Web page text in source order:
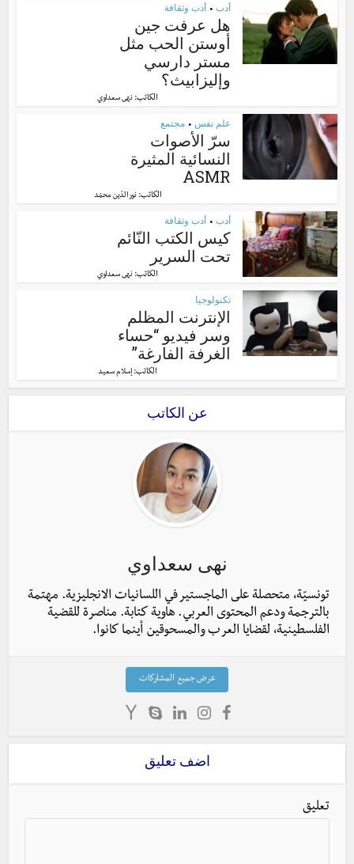
أدب • أدب وثقافة
هل عرفت جين
أوستن الحب مثل
مستر دارسي
وإليزابيث؟
الكاتب: نهى سعداوي
علم نفس • مجتمع
سرّ الأصوات
النسائية المثيرة
ASMR
الكاتب:نور الدّين محمّد
أدب • أدب وثقافة
كيس الكتب النّائم
تحت السرير
الكاتب: نهى سعداوي
تكنولوجيا
الإنترنت المظلم
وسر فيديو “حساء
الغرفة الفارغة”
الكاتب: إسلام سعيد
عن الكاتب
نهى سعداوي
تونسيّة، متحصلة على الماجستير في اللسانيات الانجليزية. مهتمة
بالترجمة ودعم المحتوى العربي. هاوية كتابة. مناصرة للقضية
الفلسطينية، لقضايا العرب والمسحوقين أينما كانوا.
عرض جميع المشاركات
اضف تعليق
تعليق